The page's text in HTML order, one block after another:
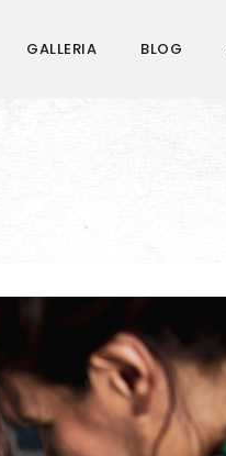
GALLERIA BLOG